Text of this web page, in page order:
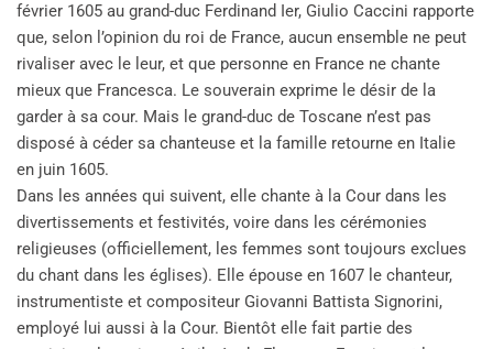
février 1605 au grand-duc Ferdinand Ier, Giulio Caccini rapporte
que, selon l’opinion du roi de France, aucun ensemble ne peut
rivaliser avec le leur, et que personne en France ne chante
mieux que Francesca. Le souverain exprime le désir de la
garder à sa cour. Mais le grand-duc de Toscane n’est pas
disposé à céder sa chanteuse et la famille retourne en Italie
en juin 1605.
Dans les années qui suivent, elle chante à la Cour dans les
divertissements et festivités, voire dans les cérémonies
religieuses (officiellement, les femmes sont toujours exclues
du chant dans les églises). Elle épouse en 1607 le chanteur,
instrumentiste et compositeur Giovanni Battista Signorini,
employé lui aussi à la Cour. Bientôt elle fait partie des